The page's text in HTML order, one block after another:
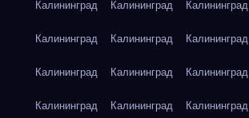
Калининград Калининград Калининград
Калининград Калининград Калининград
Калининград Калининград Калининград
Калининград Калининград Калининград